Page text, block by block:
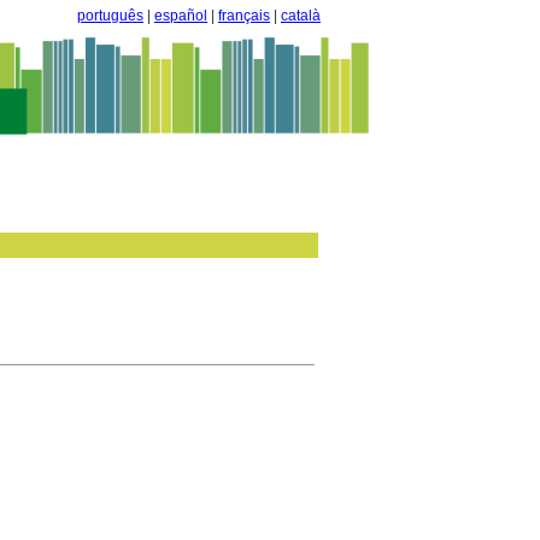
português español français català